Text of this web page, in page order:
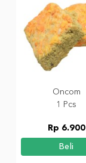
Oncom
1 Pcs
Rp 6.900
Beli